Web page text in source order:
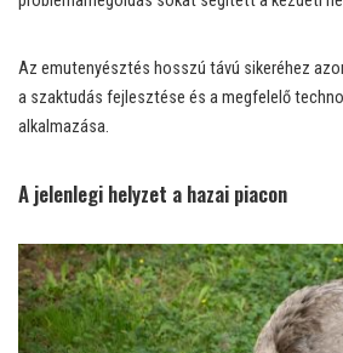
Az emutenyésztés hosszú távú sikeréhez
a szaktudás fejlesztése és a megfelelő
alkalmazása.
A jelenlegi helyzet a hazai piacon